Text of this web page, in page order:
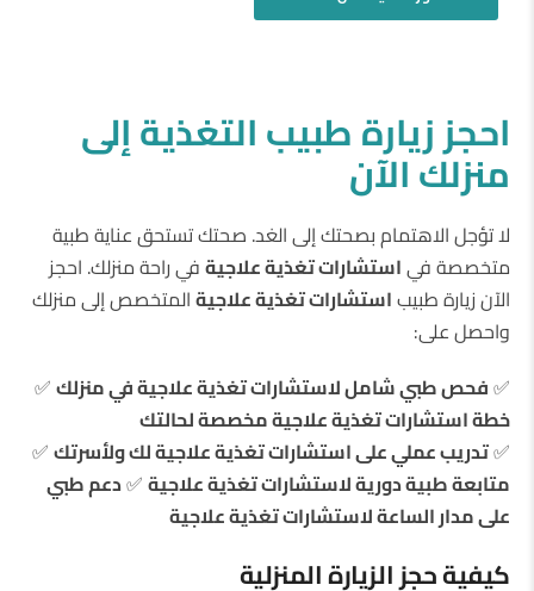
احجز زيارة طبيب التغذية إلى
منزلك الآن
لا تؤجل الاهتمام بصحتك إلى الغد. صحتك تستحق عناية طبية
متخصصة فياستشارات تغذية علاجيةفي راحة منزلك. احجز
الآن زيارة طبيباستشارات تغذية علاجيةالمتخصص إلى منزلك
واحصل على:
✅فحص طبي شامل لاستشارات تغذية علاجية في منزلك✅
خطة استشارات تغذية علاجية مخصصة لحالتك
✅تدريب عملي على استشارات تغذية علاجية لك ولأسرتك✅
متابعة طبية دورية لاستشارات تغذية علاجية✅دعم طبي
على مدار الساعة لاستشارات تغذية علاجية
كيفية حجز الزيارة المنزلية